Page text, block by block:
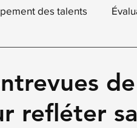
des talents
Recommandés
de
refléter